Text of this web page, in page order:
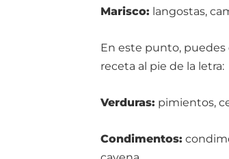
Marisco: langostas,
En este punto,
receta al pie de la letra:
Verduras: pimientos,
Condimentos: